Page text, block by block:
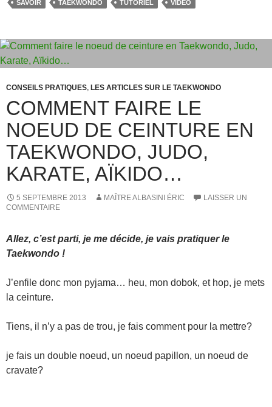
o
o
k
o
n
SAVOIR
TAEKWONDO TUTORIEL VIDÉO
CONSEILS PRATIQUES, LES ARTICLES SUR LE TAEKWONDO
COMMENT FAIRE LE
NOEUD DE CEINTURE EN
TAEKWONDO, JUDO,
KARATE, AÏKIDO…
5 SEPTEMBRE 2013 MAÎTRE ALBASINI ÉRIC
LAISSER UN
COMMENTAIRE
Allez, c’est parti, je me décide, je vais pratiquer le
Taekwondo !
J’enfile donc mon pyjama… heu, mon dobok, et hop, je mets
la ceinture.
Tiens, il n’y a pas de trou, je fais comment pour la mettre?
je fais un double noeud, un noeud papillon, un noeud de
cravate?